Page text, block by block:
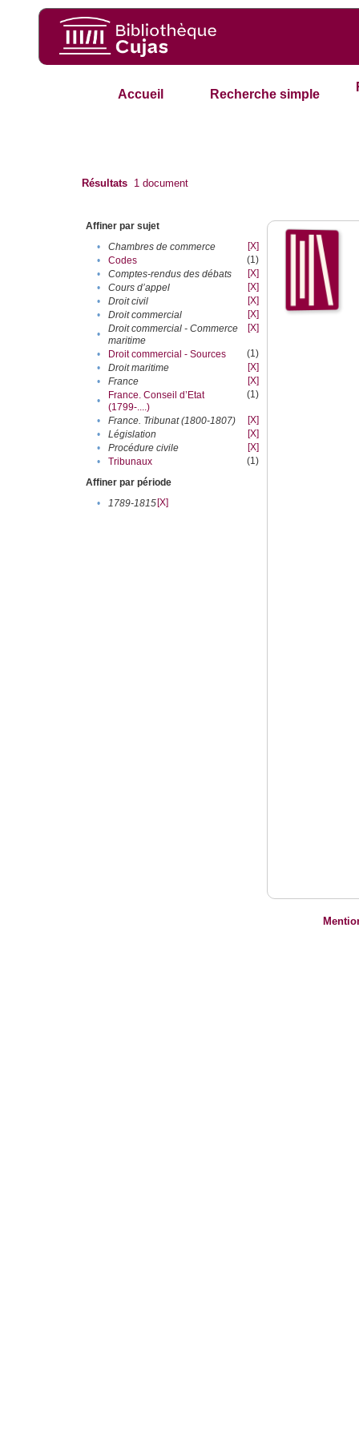
Accueil Recherche simple
Résultats 1 document
Affiner par sujet
•
Chambres de commerce
[X]
•
Codes
(1)
•
Comptes-rendus des débats
[X]
•
Cours d’appel
[X]
•
Droit civil
[X]
•
Droit commercial
[X]
•
Droit commercial - Commerce
maritime
[X]
• Droit commercial - Sources
(1)
•
Droit maritime
[X]
•
France
[X]
•
France. Conseil d’Etat
(1799-....)
(1)
• France. Tribunat (1800-1807)
[X]
•
Législation
[X]
•
Procédure civile
[X]
•
Tribunaux
(1)
Affiner par période
•
1789-1815[X]